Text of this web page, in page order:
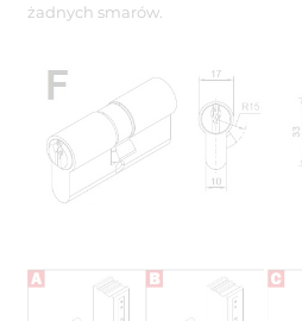
żadnych smarów.